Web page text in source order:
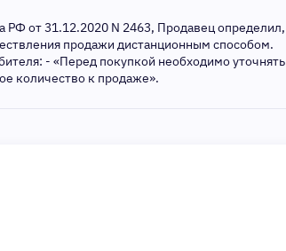
РФ от 31.12.2020 N 2463, Продавец определил,
продажи дистанционным способом.
- «Перед покупкой необходимо уточнять
количество к продаже».